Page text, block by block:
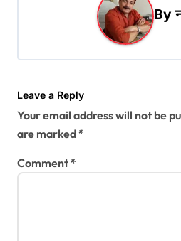
g
a
t
i
o
By
Leave a Reply
Your email address will not be
are marked*
Comment*